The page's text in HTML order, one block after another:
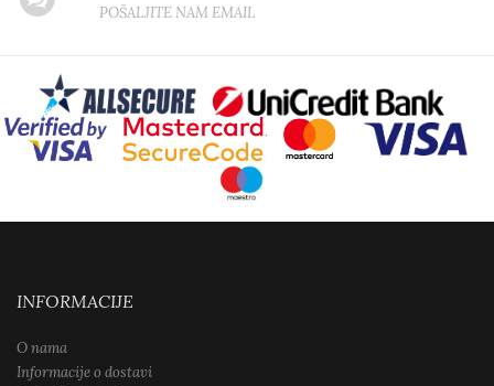
POŠALJITE NAM EMAIL
INFORMACIJE
O nama
Informacije o dostavi